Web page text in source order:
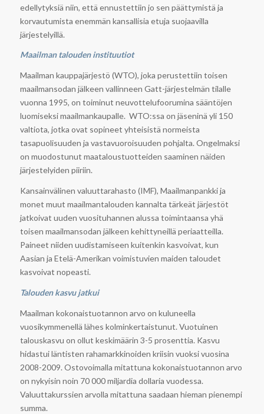
edellytyksiä niin, että ennustettiin jo sen päättymistä ja
korvautumista enemmän kansallisia etuja suojaavilla
järjestelyillä.
Maailman talouden instituutiot
Maailman kauppajärjestö (WTO), joka perustettiin toisen
maailmansodan jälkeen vallinneen Gatt-järjestelmän tilalle
vuonna 1995, on toiminut neuvottelufoorumina sääntöjen
luomiseksi maailmankaupalle. WTO:ssa on jäseninä yli 150
valtiota, jotka ovat sopineet yhteisistä normeista
tasapuolisuuden ja vastavuoroisuuden pohjalta. Ongelmaksi
on muodostunut maataloustuotteiden saaminen näiden
järjestelyiden piiriin.
Kansainvälinen valuuttarahasto (IMF), Maailmanpankki ja
monet muut maailmantalouden kannalta tärkeät järjestöt
jatkoivat uuden vuosituhannen alussa toimintaansa yhä
toisen maailmansodan jälkeen kehittyneillä periaatteilla.
Paineet niiden uudistamiseen kuitenkin kasvoivat, kun
Aasian ja Etelä-Amerikan voimistuvien maiden taloudet
kasvoivat nopeasti.
Talouden kasvu jatkui
Maailman kokonaistuotannon arvo on kuluneella
vuosikymmenellä lähes kolminkertaistunut. Vuotuinen
talouskasvu on ollut keskimäärin 3-5 prosenttia. Kasvu
hidastui läntisten rahamarkkinoiden kriisin vuoksi vuosina
2008-2009. Ostovoimalla mitattuna kokonaistuotannon arvo
on nykyisin noin 70 000 miljardia dollaria vuodessa.
Valuuttakurssien arvolla mitattuna saadaan hieman pienempi
summa.